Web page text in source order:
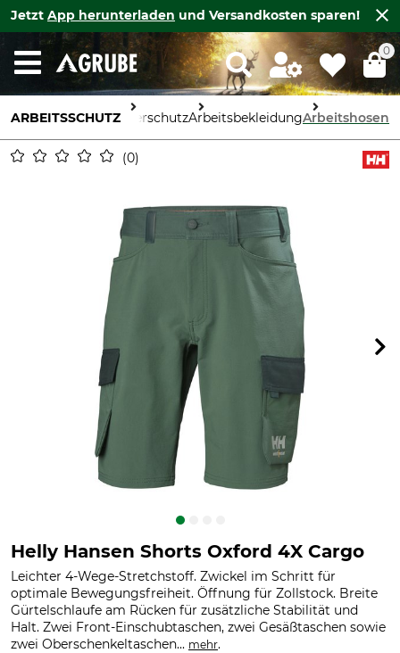
Jetzt App herunterladen und Versandkosten sparen!
0
ARBEITSSCHUTZKörperschutzArbeitsbekleidungArbeitshosen
0
Helly Hansen Shorts Oxford 4X Cargo
Leichter 4-Wege-Stretchstoff. Zwickel im Schritt für
optimale Bewegungsfreiheit. Öffnung für Zollstock. Breite
Gürtelschlaufe am Rücken für zusätzliche Stabilität und
Halt. Zwei Front-Einschubtaschen, zwei Gesäßtaschen sowie
zwei Oberschenkeltaschen... mehr.